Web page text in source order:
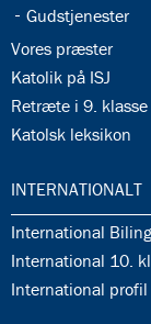
35.5:
Gudstjenester
35.7:
Vores præster
35.8:
Katolik på ISJ
35.9:
Retræte i 9. klasse
35.10:
Katolsk leksikon
36.0:
INTERNATIONALT
36.1:
International
36.2:
International 10.
36.3:
International profil